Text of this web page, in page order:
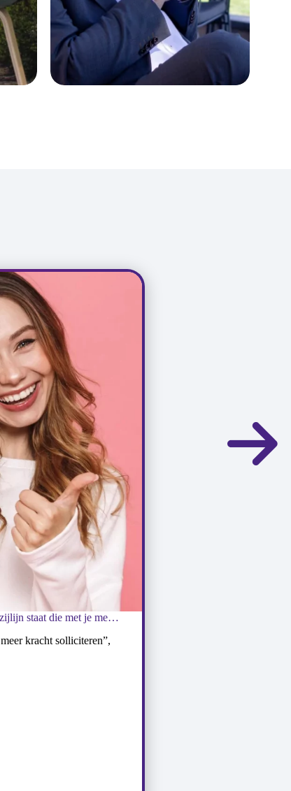
‘Het helpt echt als er iemand aan de zijlijn staat die met je meedenkt’
kracht solliciteren”,